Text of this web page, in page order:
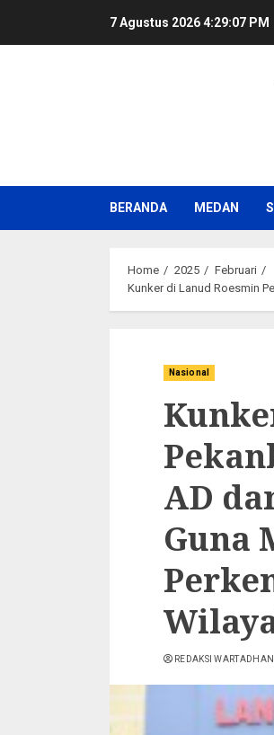
7 Agustus 20264:29:08 PM
BERANDA MEDAN
Home 2025
Februari
Kunker di Lanud Roesmin
Nasional
AD
Guna
REDAKSI